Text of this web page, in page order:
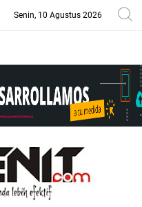
Senin, 10 Agustus 2026